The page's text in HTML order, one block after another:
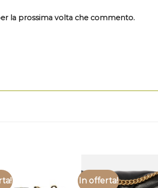
la prossima volta che commento.
In offerta!